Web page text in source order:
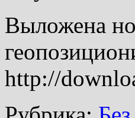
Выложена
http://